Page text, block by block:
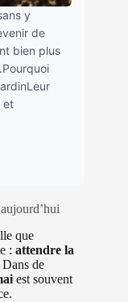
y
de
bien plus
et
que
: attendre la
de
est souvent